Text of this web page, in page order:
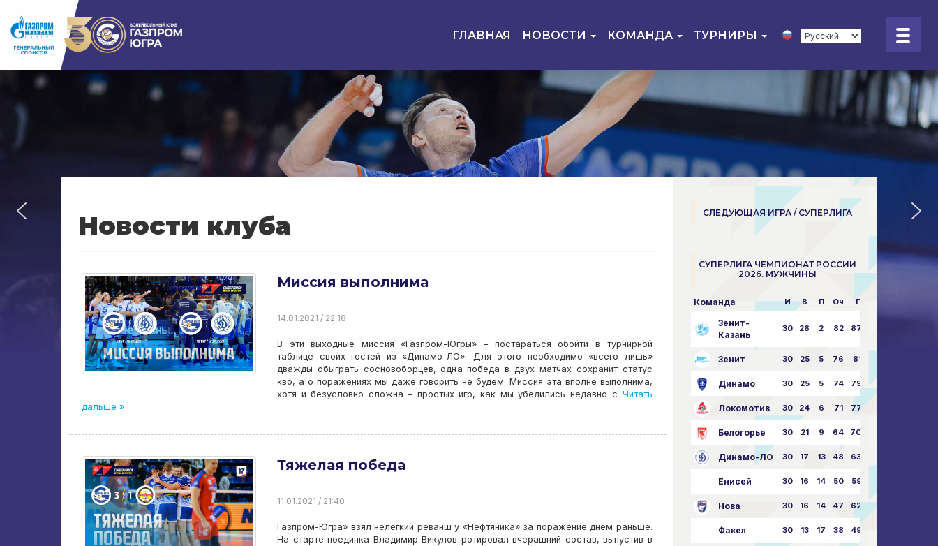
ГЛАВНАЯ НОВОСТИ КОМАНДА ТУРНИРЫ
Новости клуба
Миссия выполнима
14.01.2021 / 22:18
В эти выходные миссия «Газпром-Югры» ­– постараться обойти в турнирной
таблице своих гостей из «Динамо-ЛО». Для этого необходимо «всего лишь»
дважды обыграть сосновоборцев, одна победа в двух матчах сохранит статус
кво, а о поражениях мы даже говорить не будем. Миссия эта вполне выполнима,
хотя и безусловно сложна – простых игр, как мы убедились недавно с Читать
дальше »
Тяжелая победа
11.01.2021 / 21:40
Газпром-Югра» взял нелегкий реванш у «Нефтяника» за поражение днем раньше.
На старте поединка Владимир Викулов ротировал вчерашний состав, выпустив в
СЛЕДУЮЩАЯ ИГРА / СУПЕРЛИГА
СУПЕРЛИГА ЧЕМПИОНАТ РОССИИ
2026. МУЖЧИНЫ
Команда И В П Оч Пар
Зенит-
Казань
30 28 2 82 87:24
Зенит 30 25 5 76 81:21
Динамо 30 25 5 74 79:26
Локомотив 30 24 6 71 77:33
Белогорье 30 21 9 64 70:40
Динамо-ЛО 30 17 13 48 63:57
Енисей 30 16 14 50 59:53
Нова 30 16 14 47 62:58
Факел 30 13 17 38 49:62